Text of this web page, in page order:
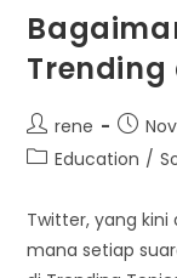
Trending
Post
author:
rene
Post
PostEducation /
Twitter, yang kini
mana setiap